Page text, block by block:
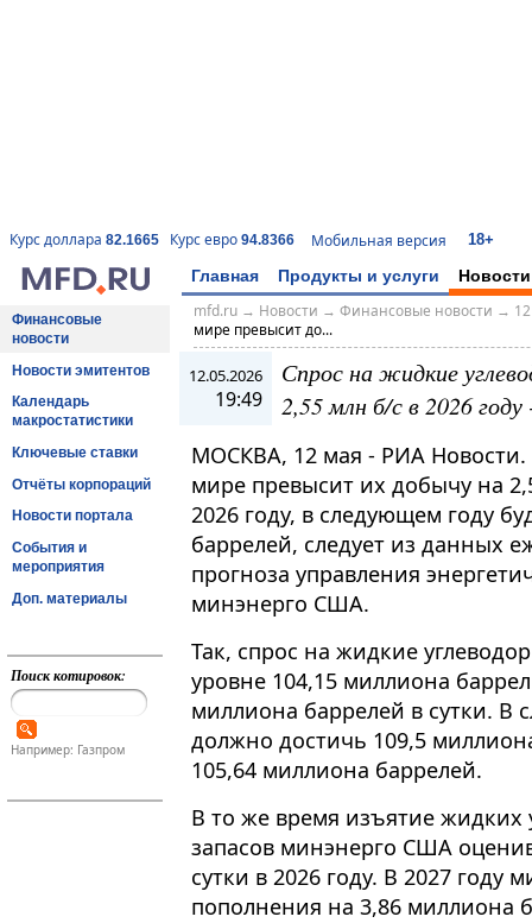
Курс доллара 82.1665 Курс евро 94.8366 Мобильная версия 18+
Главная Продукты и услуги Новости
Финансовые
новости
Новости эмитентов
Календарь
макростатистики
Ключевые ставки
Отчёты корпораций
Новости портала
События и
мероприятия
Доп. материалы
Поиск котировок:
Например: Газпром
mfd.ru→ Новости → Финансовые новости →
мире превысит до...
12.05.2026
19:49
Спрос на жидкие
2,55 млн б/с в 2026
МОСКВА, 12 мая - РИА Новости.
мире превысит их добычу на
2026 году, в следующем году
баррелей, следует из данных
прогноза управления
минэнерго США.
Так, спрос на жидкие
уровне 104,15 миллиона
миллиона баррелей в сутки​​​. В
должно достичь 109,5
105,64 миллиона баррелей.
В то же время изъятие жидких
запасов минэнерго США
сутки в 2026 году. В 2027 году
пополнения на 3,86 миллиона